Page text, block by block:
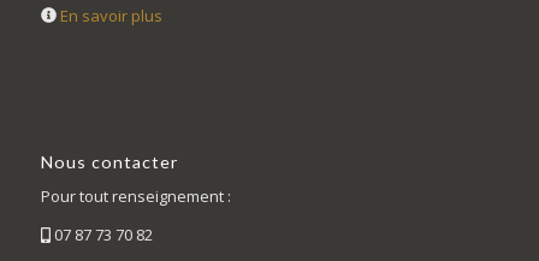
En savoir plus
Nous contacter
Pour tout renseignement :
07 87 73 70 82